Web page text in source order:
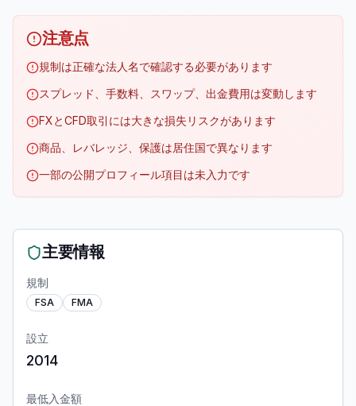
注意点
規制は正確な法人名で確認する必要があります
スプレッド、手数料、スワップ、出金費用は変動します
FXとCFD取引には大きな損失リスクがあります
商品、レバレッジ、保護は居住国で異なります
一部の公開プロフィール項目は未入力です
主要情報
規制
FSA FMA
設立
2014
最低入金額